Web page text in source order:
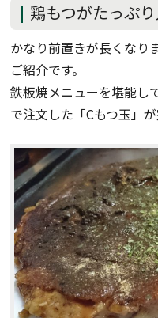
鶏もつがたっぷり
かなり前置きが長くなり
ご紹介です。
鉄板焼メニューを堪能し
で注文した「Cもつ玉」が